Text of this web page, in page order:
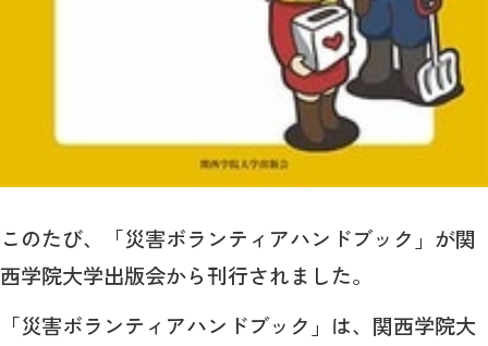
このたび、「災害ボランティアハンドブック」が関
西学院大学出版会から刊行されました。
「災害ボランティアハンドブック」は、関西学院大